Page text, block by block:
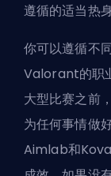
遵循的适当热身
你可以遵循不
Valorant的职
大型比赛之前
为任何事情做
Aimlab和